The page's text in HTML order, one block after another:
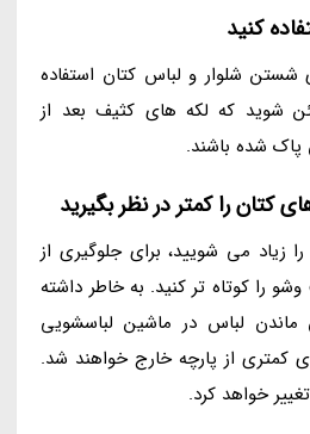
شستن شلوار و لباس کتان استفاده
شوید که لکه های کثیف بعد از
پاک شده باشند.
زیاد می شویید، برای جلوگیری از
را کوتاه تر کنید. به خاطر داشته
ماندن لباس در ماشین لباسشویی
کمتری از پارچه خارج خواهند شد.
خواهد کرد.